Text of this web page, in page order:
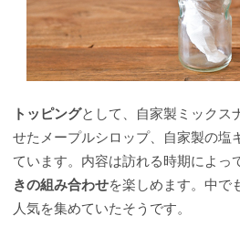
トッピングとして、自家製ミックス
せたメープルシロップ、自家製の塩
ています。内容は訪れる時期によっ
きの組み合わせを楽しめます。中で
人気を集めていたそうです。